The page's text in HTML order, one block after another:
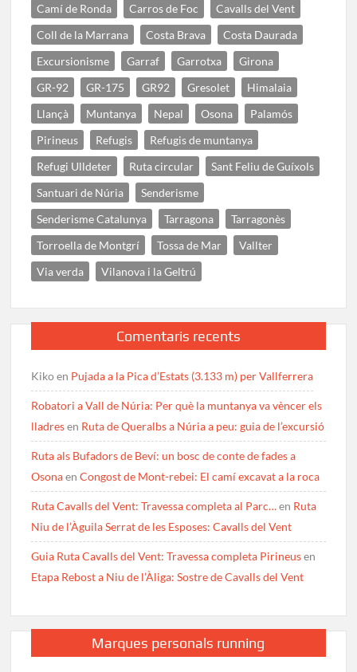
Camí de Ronda
Carros de Foc
Cavalls del Vent
Coll de la Marrana
Costa Brava
Costa Daurada
Excursionisme
Garraf Garrotxa
Girona
GR-92
GR-175 GR92 Gresolet
Himalaia
Llançà
Muntanya Nepal Osona
Palamós
Pirineus
Refugis
Refugis de muntanya
Refugi Ulldeter
Ruta circular
Sant Feliu de Guíxols
Santuari de Núria
Senderisme
Senderisme Catalunya
Tarragona
Tarragonès
Torroella de Montgrí
Tossa de Mar
Vallter
Via verda
Vilanova i la Geltrú
Comentaris recents
Kikoen Pujada a la Pica d’Estats (3.133 m) per Vallferrera
Robatori a Vall de Núria: Per què la muntanya va vèncer els
lladresen Ruta de Queralbs a Núria a peu: guia de l’excursió
Ruta als Bufadors de Beví: un bosc de conte de fades a
OsonaenCongost de Mont-rebei: El camí excavat a la roca
Ruta Cavalls del Vent: Travessa completa al Parc…en Ruta
Niu de l’Àguila Serrat de les Esposes: Cavalls del Vent
Guia Ruta Cavalls del Vent: Travessa completa Pirineusen
Etapa Rebost a Niu de l’Àliga: Sostre de Cavalls del Vent
Marques personals running